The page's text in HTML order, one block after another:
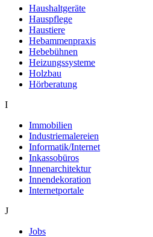
Haushaltgeräte
Hauspflege
Haustiere
Hebammenpraxis
Hebebühnen
Heizungssysteme
Holzbau
Hörberatung
I
Immobilien
Industriemalereien
Informatik/Internet
Inkassobüros
Innenarchitektur
Innendekoration
Internetportale
J
Jobs